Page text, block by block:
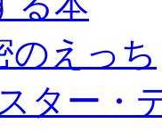
のえっち
ター・